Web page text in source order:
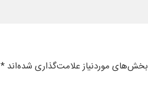
بخش‌های موردنیاز علامت‌گذاری شده‌اند*